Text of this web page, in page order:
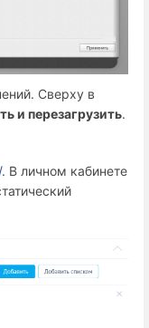
Сверху в
и перезагрузить.
. В личном кабинете